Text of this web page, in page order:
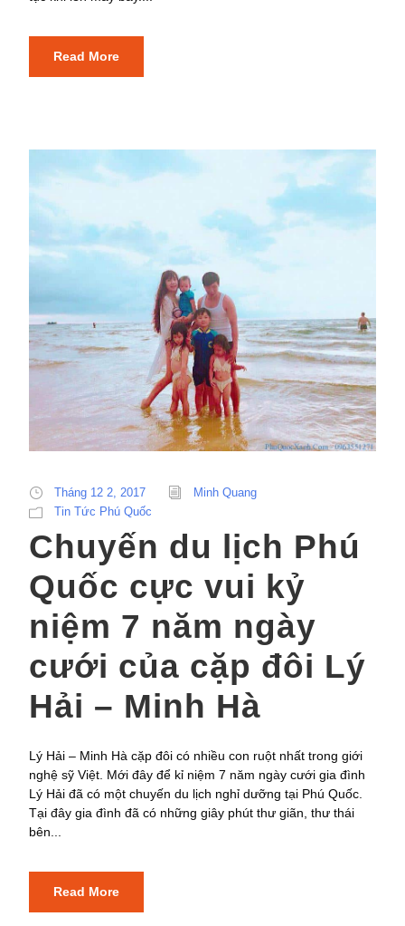
Read More
Tháng 12 2, 2017
Minh Quang
Tin Tức Phú Quốc
Chuyến du lịch Phú
Quốc cực vui kỷ
niệm 7 năm ngày
cưới của cặp đôi Lý
Hải – Minh Hà
Lý Hải – Minh Hà cặp đôi có nhiều con ruột nhất trong giới
nghệ sỹ Việt. Mới đây để kỉ niệm 7 năm ngày cưới gia đình
Lý Hải đã có một chuyến du lịch nghỉ dưỡng tại Phú Quốc.
Tại đây gia đình đã có những giây phút thư giãn, thư thái
bên...
Read More